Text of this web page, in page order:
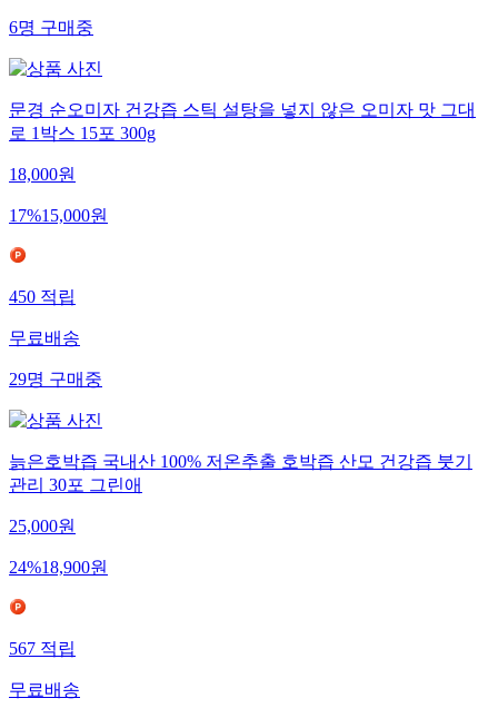
6명 구매중
문경 순오미자 건강즙 스틱 설탕을 넣지 않은 오미자 맛 그대
로 1박스 15포 300g
18,000원
17%15,000원
450 적립
무료배송
29명 구매중
늙은호박즙 국내산 100% 저온추출 호박즙 산모 건강즙 붓기
관리 30포 그린애
25,000원
24%18,900원
567 적립
무료배송